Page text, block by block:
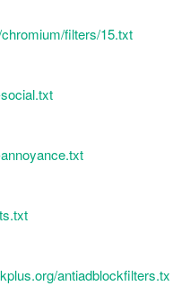
filters/15.txt
antiadblockfilters.tx